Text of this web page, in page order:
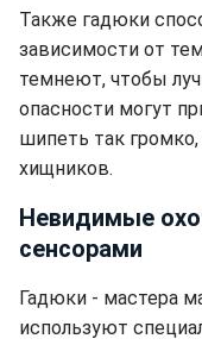
Также гадюки
зависимости от
темнеют, чтобы
опасности могут
шипеть так
хищников.
Невидимые
сенсорами
Гадюки - мастера
используют